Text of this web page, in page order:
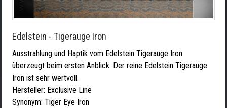
Edelstein - Tigerauge Iron
Ausstrahlung und Haptik vom Edelstein Tigerauge Iron
überzeugt beim ersten Anblick. Der reine Edelstein Tigerauge
Iron ist sehr wertvoll.
Hersteller: Exclusive Line
Synonym: Tiger Eye Iron